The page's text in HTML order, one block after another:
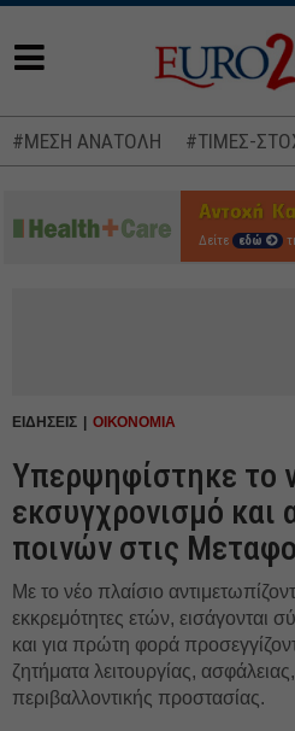
#ΜΕΣΗ ΑΝΑΤΟΛΗ #ΤΙΜΕΣ-
Δείτε εδώ
ΕΙΔΗΣΕΙΣ ΟΙΚΟΝΟΜΙΑ
Υπερψηφίστηκε το
εκσυγχρονισμό και
ποινών στις
Με το νέο πλαίσιο
εκκρεμότητες ετών, εισάγονται
και για πρώτη φορά
ζητήματα λειτουργίας,
περιβαλλοντικής προστασίας.